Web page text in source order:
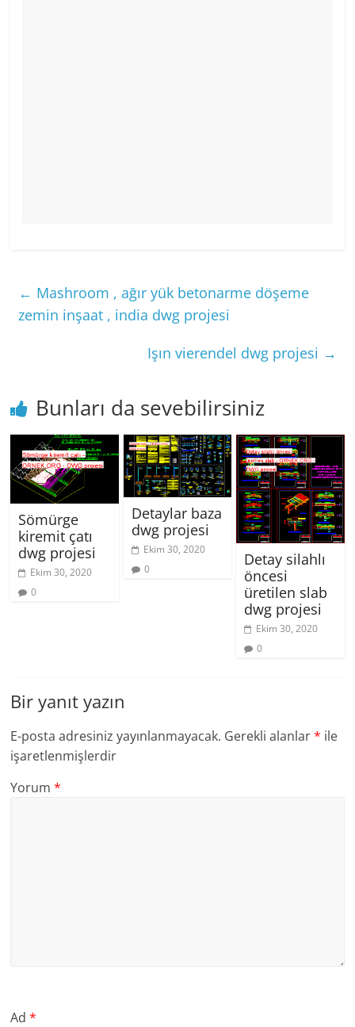
← Mashroom , ağır yük betonarme döşeme
zemin inşaat , india dwg projesi
Işın vierendel dwg projesi →
Bunları da sevebilirsiniz
Sömürge
kiremit çatı
dwg projesi
Ekim 30, 2020
0
Detaylar baza
dwg projesi
Ekim 30, 2020
0
Detay silahlı
öncesi
üretilen slab
dwg projesi
Ekim 30, 2020
0
Bir yanıt yazın
E-posta adresiniz yayınlanmayacak. Gerekli alanlar* ile
işaretlenmişlerdir
Yorum*
Ad*